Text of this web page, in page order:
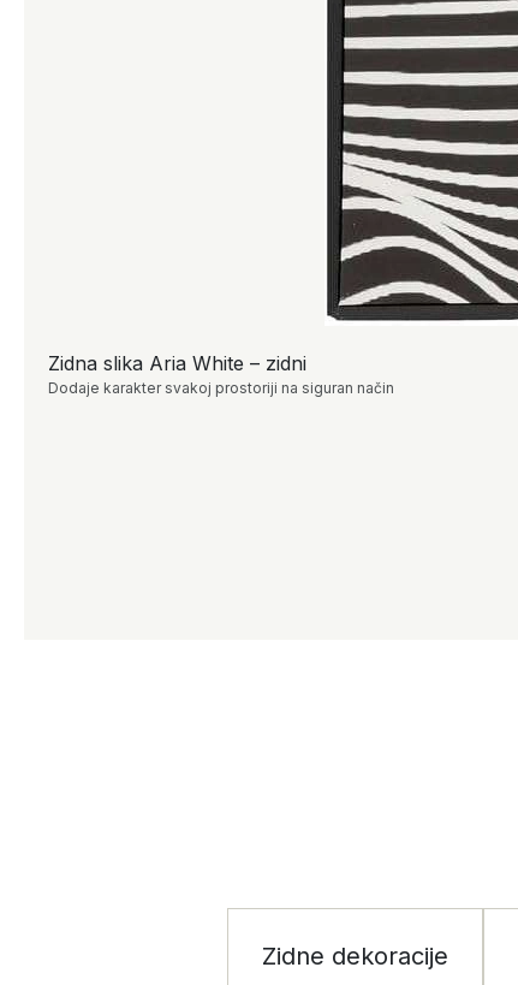
Zidna slika Aria White – zidni
Dodaje karakter svakoj prostoriji na siguran način
Zidne dekoracije